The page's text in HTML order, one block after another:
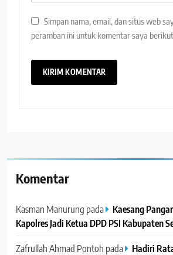
Simpan nama, email, dan situs web
peramban ini untuk komentar saya
Komentar
Kasman Manurung pada
Kaesang
Kapolres Jadi Ketua DPD PSI Kabupaten
Zafrullah Ahmad Pontoh pada
Hadiri